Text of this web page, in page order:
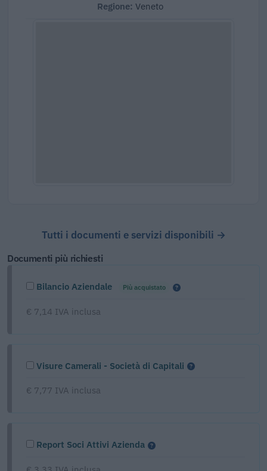
Regione: Veneto
Tutti i documenti e servizi disponibili →
Documenti più richiesti
Bilancio Aziendale Più acquistato
€ 7,14 IVA inclusa
Visure Camerali - Società di Capitali
€ 7,77 IVA inclusa
Report Soci Attivi Azienda